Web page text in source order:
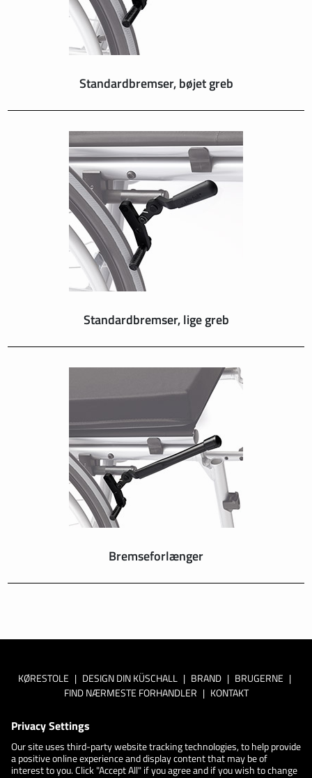
Standardbremser, bøjet greb
Standardbremser, lige greb
Bremseforlænger
KØRESTOLE | DESIGN DIN KÜSCHALL | BRAND | BRUGERNE |
FIND NÆRMESTE FORHANDLER | KONTAKT